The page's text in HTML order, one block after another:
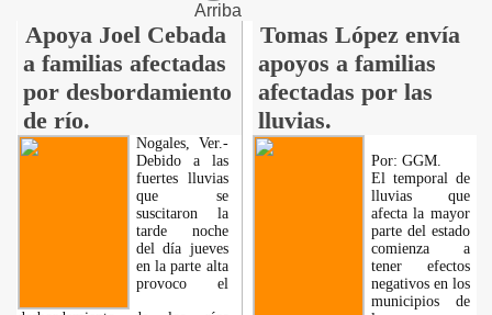
Arriba
Apoya Joel Cebada
a familias afectadas
por desbordamiento
de río.
Tomas López envía
apoyos a familias
afectadas por las
lluvias.
Nogales, Ver.-
Debido a las
fuertes lluvias
que se
suscitaron la
tarde noche
del día jueves
en la parte alta
provoco el
Por: GGM.
El temporal de
lluvias que
afecta la mayor
parte del estado
comienza a
tener efectos
negativos en los
municipios de